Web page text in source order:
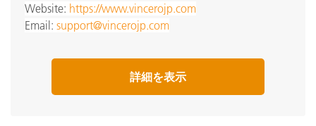
Website: https://www.vincerojp.com
Email: support@vincerojp.com
詳細を表示